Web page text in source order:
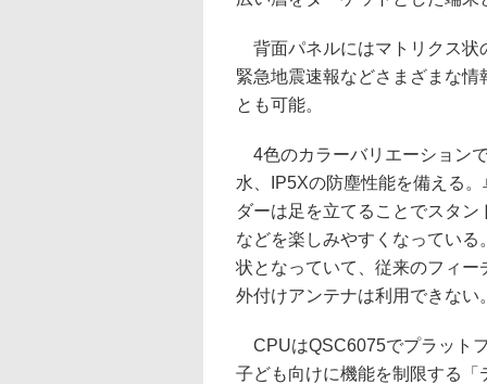
背面パネルにはマトリクス状
緊急地震速報などさまざまな
とも可能。
4色のカラーバリエーション
水、IP5Xの防塵性能を備える
ダーは足を立てることでスタ
などを楽しみやすくなってい
状となっていて、従来のフィ
外付けアンテナは利用できない
CPUはQSC6075でプラット
子ども向けに機能を制限する